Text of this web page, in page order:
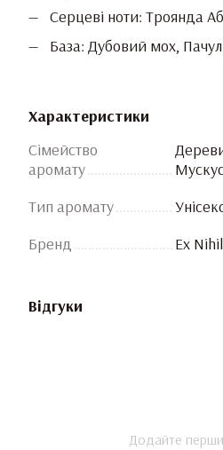
Серцеві ноти: Троянда
База: Дубовий мох,
Характеристики
Сімейство
аромату
Тип аромату
Бренд
Ex
Відгуки
Додайте